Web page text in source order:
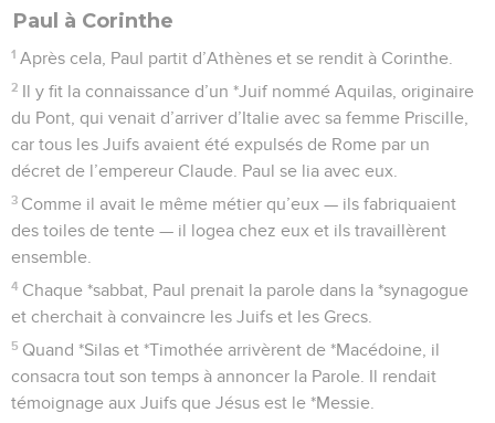
Paul à Corinthe
1 Après cela, Paul partit d’Athènes et se rendit à Corinthe.
2 Il y fit la connaissance d’un *Juif nommé Aquilas, originaire
du Pont, qui venait d’arriver d’Italie avec sa femme Priscille,
car tous les Juifs avaient été expulsés de Rome par un
décret de l’empereur Claude. Paul se lia avec eux.
3 Comme il avait le même métier qu’eux — ils fabriquaient
des toiles de tente — il logea chez eux et ils travaillèrent
ensemble.
4 Chaque *sabbat, Paul prenait la parole dans la *synagogue
et cherchait à convaincre les Juifs et les Grecs.
5 Quand *Silas et *Timothée arrivèrent de *Macédoine, il
consacra tout son temps à annoncer la Parole. Il rendait
témoignage aux Juifs que Jésus est le *Messie.